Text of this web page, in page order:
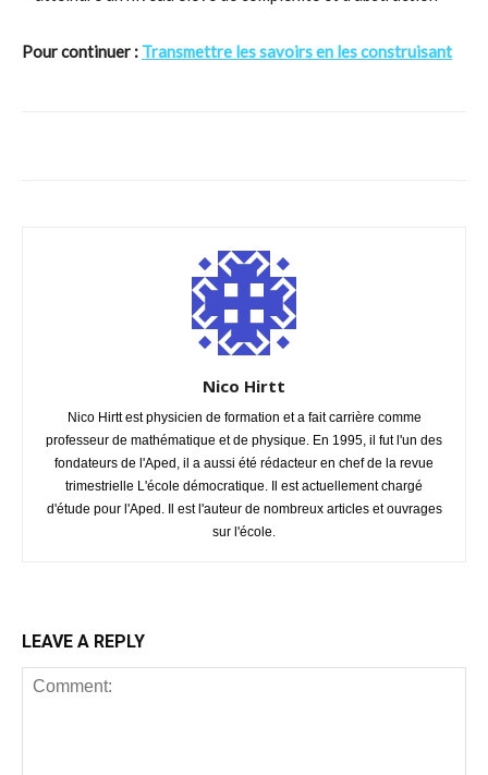
Pour continuer : Transmettre les savoirs en les construisant
Nico Hirtt
Nico Hirtt est physicien de formation et a fait carrière comme
professeur de mathématique et de physique. En 1995, il fut l'un des
fondateurs de l'Aped, il a aussi été rédacteur en chef de la revue
trimestrielle L'école démocratique. Il est actuellement chargé
d'étude pour l'Aped. Il est l'auteur de nombreux articles et ouvrages
sur l'école.
LEAVE A REPLY